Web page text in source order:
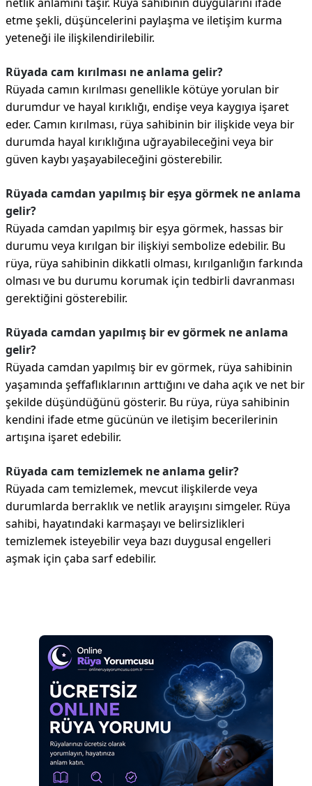
etme şekli, düşüncelerini paylaşma ve iletişim kurma
yeteneği ile ilişkilendirilebilir.
Rüyada cam kırılması ne anlama gelir?
Rüyada camın kırılması genellikle kötüye yorulan bir
durumdur ve hayal kırıklığı, endişe veya kaygıya işaret
eder. Camın kırılması, rüya sahibinin bir ilişkide veya bir
durumda hayal kırıklığına uğrayabileceğini veya bir
güven kaybı yaşayabileceğini gösterebilir.
Rüyada camdan yapılmış bir eşya görmek ne anlama
gelir?
Rüyada camdan yapılmış bir eşya görmek, hassas bir
durumu veya kırılgan bir ilişkiyi sembolize edebilir. Bu
rüya, rüya sahibinin dikkatli olması, kırılganlığın farkında
olması ve bu durumu korumak için tedbirli davranması
gerektiğini gösterebilir.
Rüyada camdan yapılmış bir ev görmek ne anlama
gelir?
Rüyada camdan yapılmış bir ev görmek, rüya sahibinin
yaşamında şeffaflıklarının arttığını ve daha açık ve net bir
şekilde düşündüğünü gösterir. Bu rüya, rüya sahibinin
kendini ifade etme gücünün ve iletişim becerilerinin
artışına işaret edebilir.
Rüyada cam temizlemek ne anlama gelir?
Rüyada cam temizlemek, mevcut ilişkilerde veya
durumlarda berraklık ve netlik arayışını simgeler. Rüya
sahibi, hayatındaki karmaşayı ve belirsizlikleri
temizlemek isteyebilir veya bazı duygusal engelleri
aşmak için çaba sarf edebilir.